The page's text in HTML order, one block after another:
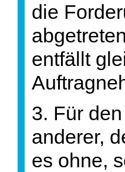
die
entfällt
3. Für
anderer,
es ohne,